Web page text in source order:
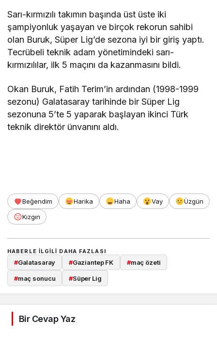
Sarı-kırmızılı takımın başında üst üste iki
şampiyonluk yaşayan ve birçok rekorun sahibi
olan Buruk, Süper Lig’de sezona iyi bir giriş yaptı.
Tecrübeli teknik adam yönetimindeki sarı-
kırmızılılar, ilk 5 maçını da kazanmasını bildi.
Okan Buruk, Fatih Terim’in ardından (1998-1999
sezonu) Galatasaray tarihinde bir Süper Lig
sezonuna 5’te 5 yaparak başlayan ikinci Türk
teknik direktör ünvanını aldı.
Beğendim Harika Haha Vay
Üzgün
Kızgın
HABERLE ILGILI DAHA FAZLASI
#Galatasaray #Gaziantep FK #maç özeti
#maç sonucu #Süper Lig
Bir Cevap Yaz